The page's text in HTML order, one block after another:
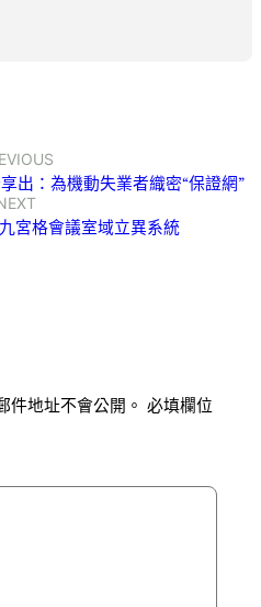
出：為機動失業者織密“保證網”
宮格會議室域立異系統
件地址不會公開。 必填欄位